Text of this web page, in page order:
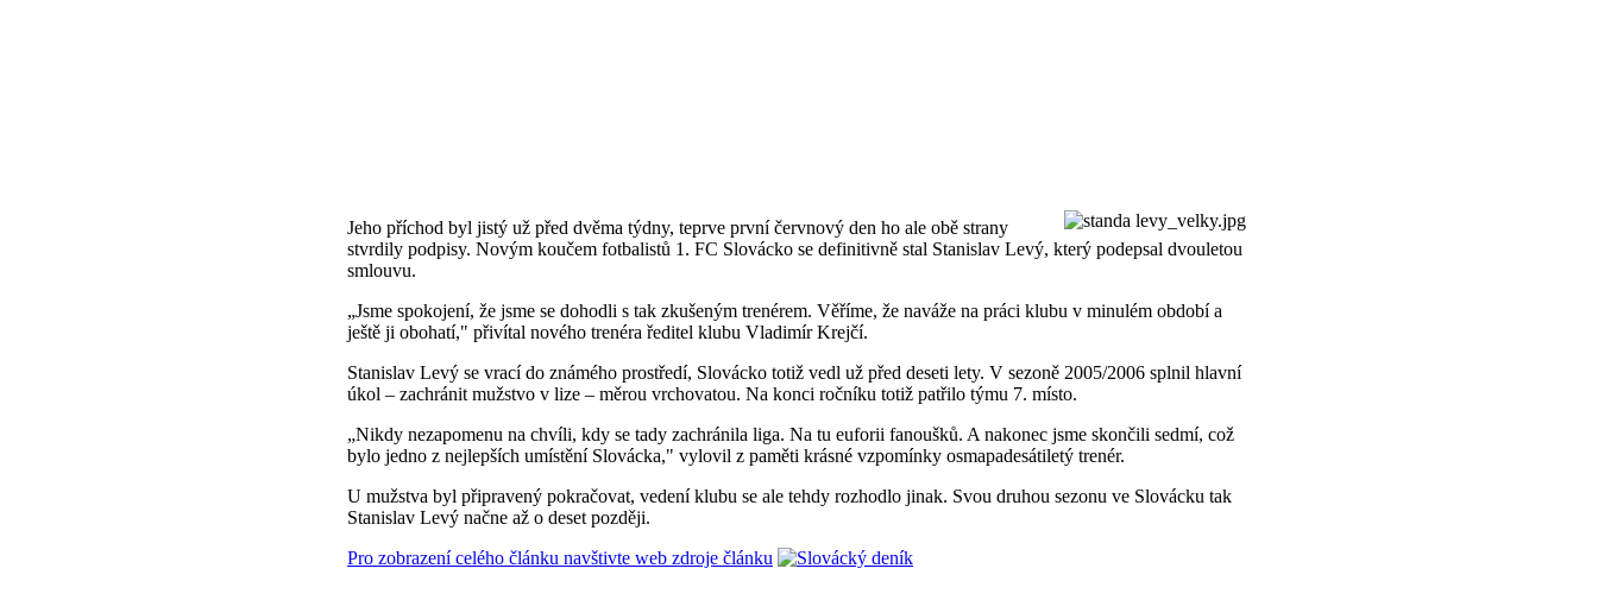
Jeho příchod byl jistý už před dvěma týdny, teprve první červnový den ho ale obě strany
stvrdily podpisy. Novým koučem fotbalistů 1. FC Slovácko se definitivně stal Stanislav Levý, který podepsal dvouletou
smlouvu.
„Jsme spokojení, že jsme se dohodli s tak zkušeným trenérem. Věříme, že naváže na práci klubu v minulém období a
ještě ji obohatí," přivítal nového trenéra ředitel klubu Vladimír Krejčí.
Stanislav Levý se vrací do známého prostředí, Slovácko totiž vedl už před deseti lety. V sezoně 2005/2006 splnil hlavní
úkol – zachránit mužstvo v lize – měrou vrchovatou. Na konci ročníku totiž patřilo týmu 7. místo.
„Nikdy nezapomenu na chvíli, kdy se tady zachránila liga. Na tu euforii fanoušků. A nakonec jsme skončili sedmí, což
bylo jedno z nejlepších umístění Slovácka," vylovil z paměti krásné vzpomínky osmapadesátiletý trenér.
U mužstva byl připravený pokračovat, vedení klubu se ale tehdy rozhodlo jinak. Svou druhou sezonu ve Slovácku tak
Stanislav Levý načne až o deset později.
Pro zobrazení celého článku navštivte web zdroje článku